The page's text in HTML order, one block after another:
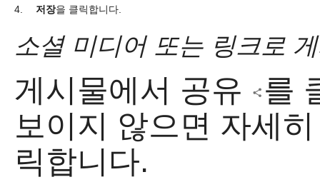
4. 저장을 클릭합니다.
소셜 미디어 또는 링크로
게시물에서 공유
를
보이지 않으면 자세
릭합니다.